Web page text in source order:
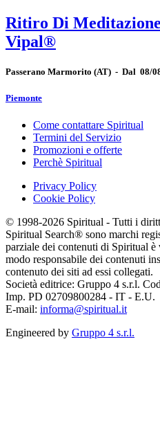
Ritiro Di
Vipal®
Passerano Marmorito (AT) - Dal 08/
Piemonte
Come contattare Spiritual
Termini del Servizio
Promozioni e offerte
Perchè Spiritual
Privacy Policy
Cookie Policy
© 1998-2026 Spiritual - Tutti i
Spiritual Search® sono marchi
parziale dei contenuti di Spiritual
modo responsabile dei contenuti
contenuto dei siti ad essi collegati.
Società editrice: Gruppo 4 s.r.l.
Imp. PD 02709800284 - IT - E.U.
E-mail: informa@spiritual.it
Engineered by Gruppo 4 s.r.l.